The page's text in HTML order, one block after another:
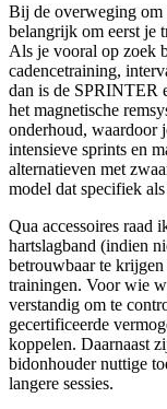
Bij de overweging
belangrijk om eerst je
Als je vooral op zoek
cadencetraining,
dan is de SPRINTER
het magnetische
onderhoud, waardoor
intensieve sprints en
alternatieven met
model dat specifiek
Qua accessoires raad
hartslagband (indien
betrouwbaar te
trainingen. Voor wie
verstandig om te
gecertificeerde
koppelen. Daarnaast
bidonhouder nuttige
langere sessies.